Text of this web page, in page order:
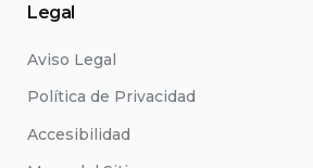
Legal
Aviso Legal
Política de Privacidad
Accesibilidad